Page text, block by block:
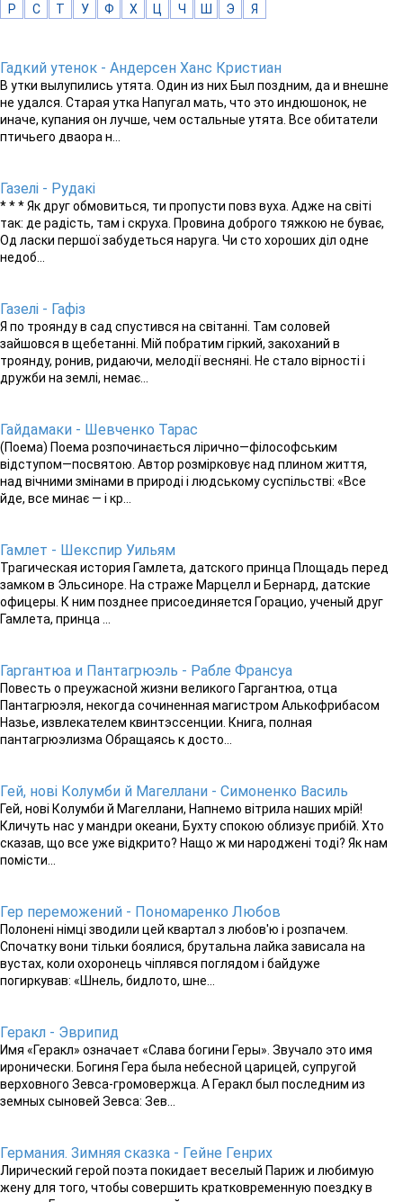
Р
С Т У Ф Х Ц Ч Ш Э Я
Гадкий утенок - Андерсен Ханс Кристиан
В утки вылупились утята. Один из них Был поздним, да и внешне
не удался. Старая утка Напугал мать, что это индюшонок, не
иначе, купания он лучше, чем остальные утята. Все обитатели
птичьего дваора н...
Газелі - Рудакі
* * * Як друг обмовиться, ти пропусти повз вуха. Адже на світі
так: де радість, там і скруха. Провина доброго тяжкою не буває,
Од ласки першої забудеться наруга. Чи сто хороших діл одне
недоб...
Газелі - Гафіз
Я по троянду в сад спустився на світанні. Там соловей
зайшовся в щебетанні. Мій побратим гіркий, закоханий в
троянду, ронив, ридаючи, мелодії весняні. Не стало вірності і
дружби на землі, немає...
Гайдамаки - Шевченко Тарас
(Поема) Поема розпочинається лірично—філософським
відступом—посвятою. Автор розмірковує над плином життя,
над вічними змінами в природі і людському суспільстві: «Все
йде, все минає — і кр...
Гамлет - Шекспир Уильям
Трагическая история Гамлета, датского принца Площадь перед
замком в Эльсиноре. На страже Марцелл и Бернард, датские
офицеры. К ним позднее присоединяется Горацио, ученый друг
Гамлета, принца ...
Гаргантюа и Пантагрюэль - Рабле Франсуа
Повесть о преужасной жизни великого Гаргантюа, отца
Пантагрюэля, некогда сочиненная магистром Алькофрибасом
Назье, извлекателем квинтэссенции. Книга, полная
пантагрюэлизма Обращаясь к досто...
Гей, нові Колумби й Магеллани - Симоненко Василь
Гей, нові Колумби й Магеллани, Напнемо вітрила наших мрій!
Кличуть нас у мандри океани, Бухту спокою облизує прибій. Хто
сказав, що все уже відкрито? Нащо ж ми народжені тоді? Як нам
помісти...
Гер переможений - Пономаренко Любов
Полонені німці зводили цей квартал з любов'ю і розпачем.
Спочатку вони тільки боялися, брутальна лайка зависала на
вустах, коли охоронець чіплявся поглядом і байдуже
погиркував: «Шнель, бидлото, шне...
Геракл - Эврипид
Имя «Геракл» означает «Слава богини Геры». Звучало это имя
иронически. Богиня Гера была небесной царицей, супругой
верховного Зевса-громовержца. А Геракл был последним из
земных сыновей Зевса: Зев...
Германия. Зимняя сказка - Гейне Генрих
Лирический герой поэта покидает веселый Париж и любимую
жену для того, чтобы совершить кратковременную поездку в